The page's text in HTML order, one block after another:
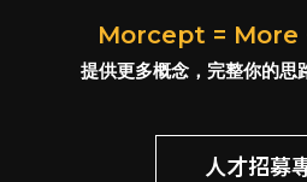
Morcept = More
提供更多概念，完整你的思
人才招募